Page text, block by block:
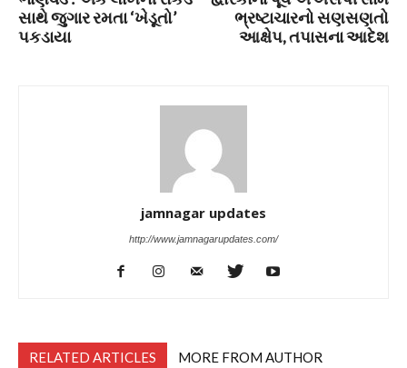
સાથે જુગાર રમતા ‘ખેડૂતો’
પકડાયા
ભ્રષ્ટાચારનો સણસણતો
આક્ષેપ, તપાસના આદેશ
jamnagar updates
http://www.jamnagarupdates.com/
RELATED ARTICLES MORE FROM AUTHOR